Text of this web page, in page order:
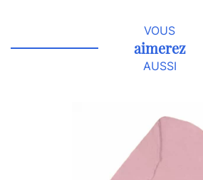
VOUS
aimerez
AUSSI